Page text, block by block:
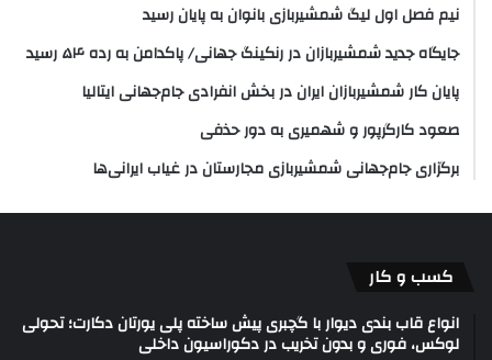
نیم فصل اول لیگ شمشیربازی بانوان به پایان رسید
جایگاه جدید شمشیربازان در رنکینگ جهانی/ پاکدامن به رده ۵۴ رسید
پایان کار شمشیربازان ایران در بخش انفرادی جام‌جهانی ایتالیا
صعود کارگرپور و شهمیری به دور حذفی
برگزاری جام‌جهانی شمشیربازی مجارستان در غیاب ایرانی‌ها
کسب و کار
انواع قاب بندی دیوار با گچبری پیش ساخته پلی یورتان دکارت؛ تحولی
لوکس، فوری و بدون تخریب در دکوراسیون داخلی